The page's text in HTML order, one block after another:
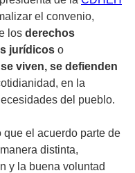
el convenio,
los derechos
jurídicos o
se viven, se defienden
en la
del pueblo.
el acuerdo parte de
distinta,
y la buena voluntad